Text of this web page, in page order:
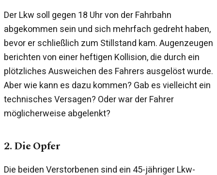
Der Lkw soll gegen 18 Uhr von der Fahrbahn
abgekommen sein und sich mehrfach gedreht haben,
bevor er schließlich zum Stillstand kam. Augenzeugen
berichten von einer heftigen Kollision, die durch ein
plötzliches Ausweichen des Fahrers ausgelöst wurde.
Aber wie kann es dazu kommen? Gab es vielleicht ein
technisches Versagen? Oder war der Fahrer
möglicherweise abgelenkt?
2. Die Opfer
Die beiden Verstorbenen sind ein 45-jähriger Lkw-